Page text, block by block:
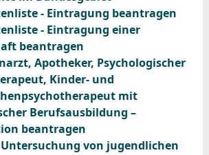
- Eintragung beantragen
- Eintragung einer
beantragen
Apotheker, Psychologischer
Kinder- und
mit
Berufsausbildung –
beantragen
von jugendlichen